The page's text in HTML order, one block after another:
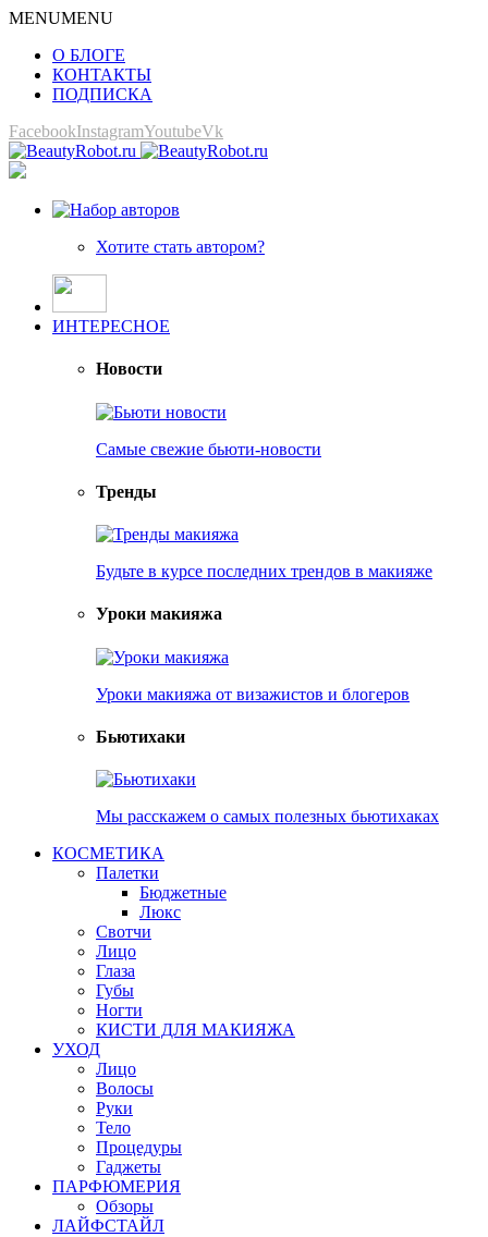
MENUMENU
О БЛОГЕ
КОНТАКТЫ
ПОДПИСКА
FacebookInstagramYoutubeVk
Хотите стать автором?
ИНТЕРЕСНОЕ
Новости
Самые свежие бьюти-новости
Тренды
Будьте в курсе последних трендов в макияже
Уроки макияжа
Уроки макияжа от визажистов и блогеров
Бьютихаки
Мы расскажем о самых полезных бьютихаках
КОСМЕТИКА
Палетки
Бюджетные
Люкс
Свотчи
Лицо
Глаза
Губы
Ногти
КИСТИ ДЛЯ МАКИЯЖА
УХОД
Лицо
Волосы
Руки
Тело
Процедуры
Гаджеты
ПАРФЮМЕРИЯ
Обзоры
ЛАЙФСТАЙЛ